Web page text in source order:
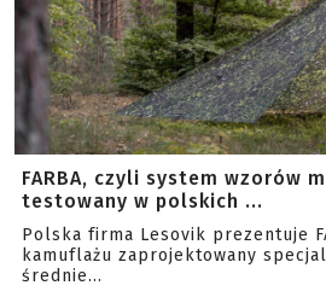
FARBA, czyli system wzorów
testowany w polskich ...
Polska firma Lesovik prezentuje
kamuflażu zaprojektowany
średnie...